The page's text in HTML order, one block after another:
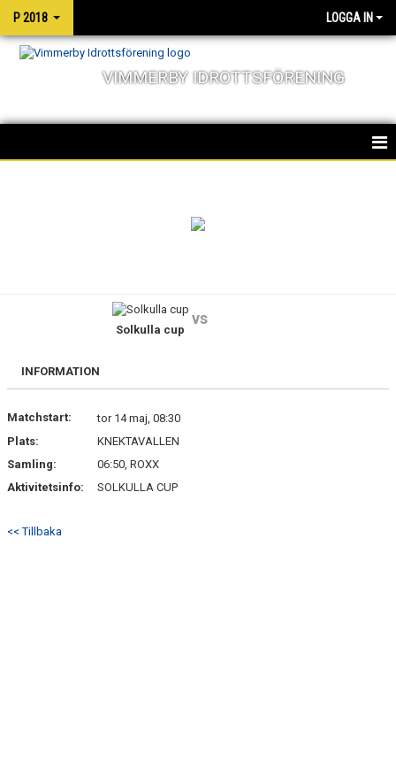
P 2018 LOGGA IN
VIMMERBY IDROTTSFÖRENING
BILDGALLERI
KONTAKT
Solkulla cup
vs
INFORMATION
Matchstart:
tor 14 maj, 08:30
Plats:
KNEKTAVALLEN
Samling:
06:50, ROXX
Aktivitetsinfo:
SOLKULLA CUP
<< Tillbaka